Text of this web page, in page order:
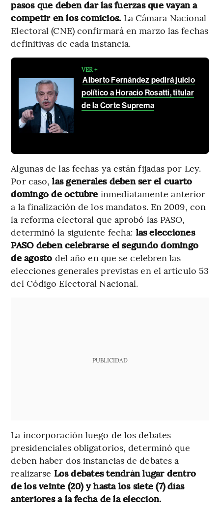
pasos que deben dar las fuerzas que vayan a
competir en los comicios. La Cámara Nacional
Electoral (CNE) confirmará en marzo las fechas
definitivas de cada instancia.
VER +
Alberto Fernández pedirá juicio
político a Horacio Rosatti, titular
de la Corte Suprema
Algunas de las fechas ya están fijadas por Ley.
Por caso,las generales deben ser el cuarto
domingo de octubre inmediatamente anterior
a la finalización de los mandatos. En 2009, con
la reforma electoral que aprobó las PASO,
determinó la siguiente fecha: las elecciones
PASO deben celebrarse el segundo domingo
de agosto del año en que se celebren las
elecciones generales previstas en el artículo 53
del Código Electoral Nacional.
PUBLICIDAD
La incorporación luego de los debates
presidenciales obligatorios, determinó que
deben haber dos instancias de debates a
realizarse Los debates tendrán lugar dentro
de los veinte (20) y hasta los siete (7) días
anteriores a la fecha de la elección.